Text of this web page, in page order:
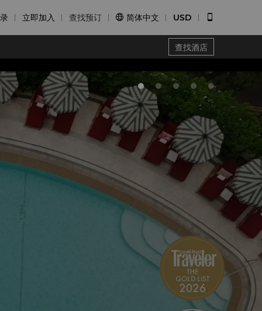
立即加入 查找预订  简体中文 USD
查找酒店